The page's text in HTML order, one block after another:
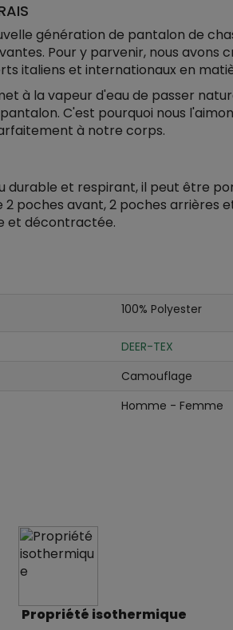
génération de pantalon de
Pour y parvenir, nous avons
italiens et internationaux en
à la vapeur d'eau de passer
C'est pourquoi nous
à notre corps.
durable et respirant, il peut être
poches avant, 2 poches arrières
et décontractée.
100% Polyester
DEER-TEX
Camouflage
Homme - Femme
Propriété isothermique